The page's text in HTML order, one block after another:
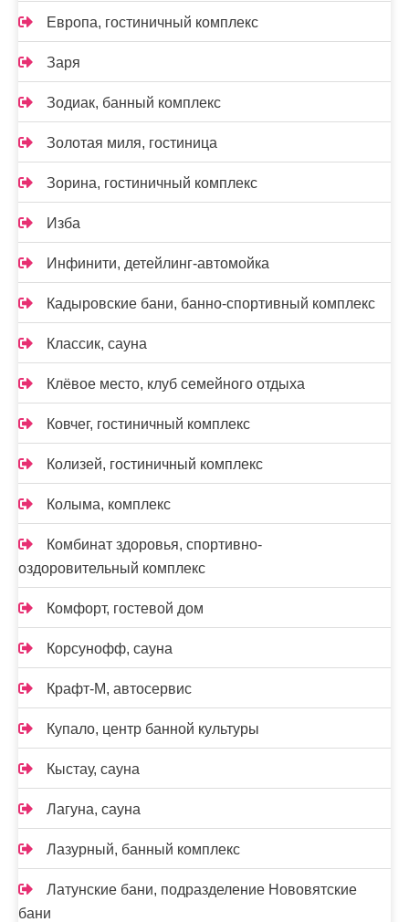
Европа, гостиничный комплекс
Заря
Зодиак, банный комплекс
Золотая миля, гостиница
Зорина, гостиничный комплекс
Изба
Инфинити, детейлинг-автомойка
Кадыровские бани, банно-спортивный комплекс
Классик, сауна
Клёвое место, клуб семейного отдыха
Ковчег, гостиничный комплекс
Колизей, гостиничный комплекс
Колыма, комплекс
Комбинат здоровья, спортивно-
оздоровительный комплекс
Комфорт, гостевой дом
Корсунофф, сауна
Крафт-М, автосервис
Купало, центр банной культуры
Кыстау, сауна
Лагуна, сауна
Лазурный, банный комплекс
Латунские бани, подразделение Нововятские
бани